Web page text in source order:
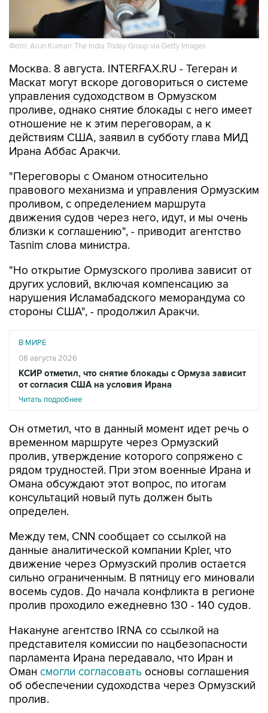
Фото: Arun Kumar/ The India Today Group via Getty Images
Москва. 8 августа. INTERFAX.RU - Тегеран и
Маскат могут вскоре договориться о системе
управления судоходством в Ормузском
проливе, однако снятие блокады с него имеет
отношение не к этим переговорам, а к
действиям США, заявил в субботу глава МИД
Ирана Аббас Аракчи.
"Переговоры с Оманом относительно
правового механизма и управления Ормузским
проливом, с определением маршрута
движения судов через него, идут, и мы очень
близки к соглашению", - приводит агентство
Tasnim слова министра.
"Но открытие Ормузского пролива зависит от
других условий, включая компенсацию за
нарушения Исламабадского меморандума со
стороны США", - продолжил Аракчи.
В МИРЕ
08 августа 2026
КСИР отметил, что снятие блокады с Ормуза зависит
от согласия США на условия Ирана
Читать подробнее
Он отметил, что в данный момент идет речь о
временном маршруте через Ормузский
пролив, утверждение которого сопряжено с
рядом трудностей. При этом военные Ирана и
Омана обсуждают этот вопрос, по итогам
консультаций новый путь должен быть
определен.
Между тем, CNN сообщает со ссылкой на
данные аналитической компании Kpler, что
движение через Ормузский пролив остается
сильно ограниченным. В пятницу его миновали
восемь судов. До начала конфликта в регионе
пролив проходило ежедневно 130 - 140 судов.
Накануне агентство IRNA со ссылкой на
представителя комиссии по нацбезопасности
парламента Ирана передавало, что Иран и
Оман смогли согласовать основы соглашения
об обеспечении судоходства через Ормузский
пролив.